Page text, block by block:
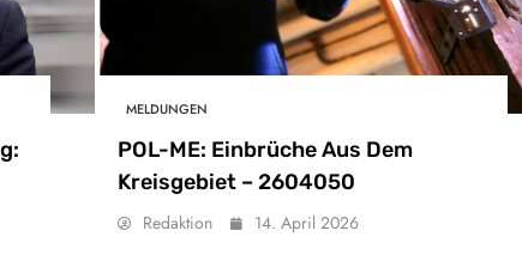
MELDUNGEN
POL-ME: Einbrüche Aus Dem
Kreisgebiet – 2604050
Redaktion 14. April 2026